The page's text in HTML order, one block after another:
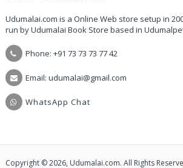
Udumalai.com is a Online Web store setup in
run by Udumalai Book Store based in
Phone: +91 73 73 73 77 42
Email: udumalai@gmail.com
WhatsApp Chat
Copyright © 2026, Udumalai.com. All Rights